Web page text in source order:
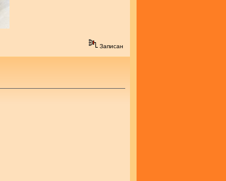
Записан